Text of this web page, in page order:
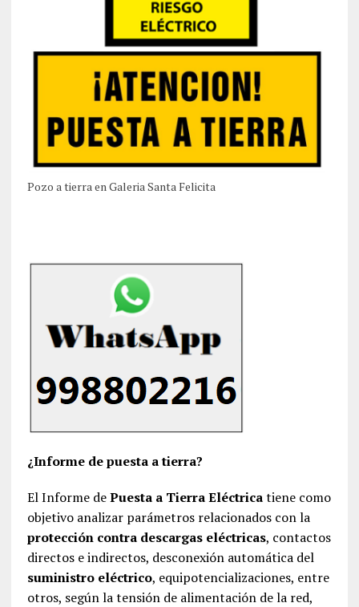
Pozo a tierra en Galeria Santa Felicita
¿Informe de puesta a tierra?
El Informe dePuesta a Tierra Eléctricatiene como
objetivo analizar parámetros relacionados con la
protección contra descargas eléctricas, contactos
directos e indirectos, desconexión automática del
suministro eléctrico, equipotencializaciones, entre
otros, según la tensión de alimentación de la red,